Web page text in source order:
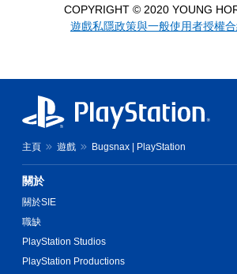
COPYRIGHT © 2020 YOUNG
遊戲私隱政策與一般使用者授權
主頁 遊戲 Bugsnax | PlayStation
關於
關於SIE
職缺
PlayStation Studios
PlayStation Productions